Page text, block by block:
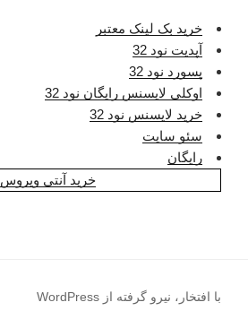
خرید بک لینک معتبر
آپدیت نود 32
پسورد نود 32
اوکلی لایسنس رایگان نود 32
خرید لایسنس نود 32
سئو سایت
رایگان
خرید آنتی ویروس
با افتخار، نیرو گرفته از WordPress